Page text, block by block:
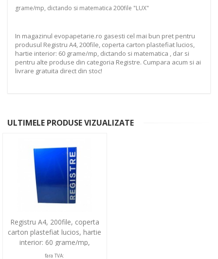
grame/mp, dictando si matematica 200file "LUX"
In magazinul evopapetarie.ro gasesti cel mai bun pret pentru
produsul Registru A4, 200file, coperta carton plastefiat lucios,
hartie interior: 60 grame/mp, dictando si matematica , dar si
pentru alte produse din categoria Registre. Cumpara acum si ai
livrare gratuita direct din stoc!
ULTIMELE PRODUSE VIZUALIZATE
Registru A4, 200file, coperta
carton plastefiat lucios, hartie
interior: 60 grame/mp,
dictando si...
fara TVA: